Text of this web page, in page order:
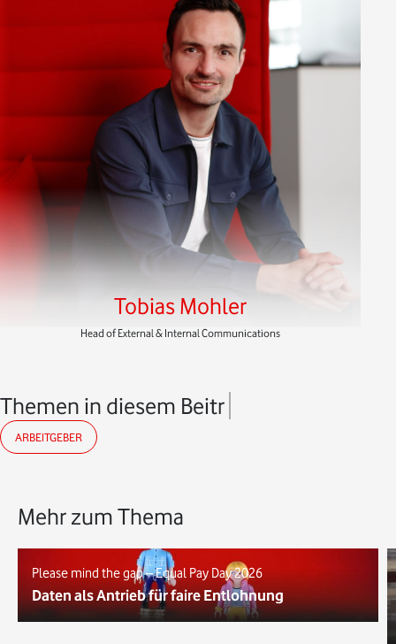
Tobias Mohler
Head of External & Internal Communications
Themen in diesem Beitrag
ARBEITGEBER
Mehr zum Thema
Please mind the gap – Equal Pay Day 2026
Daten als Antrieb für faire Entlohnung